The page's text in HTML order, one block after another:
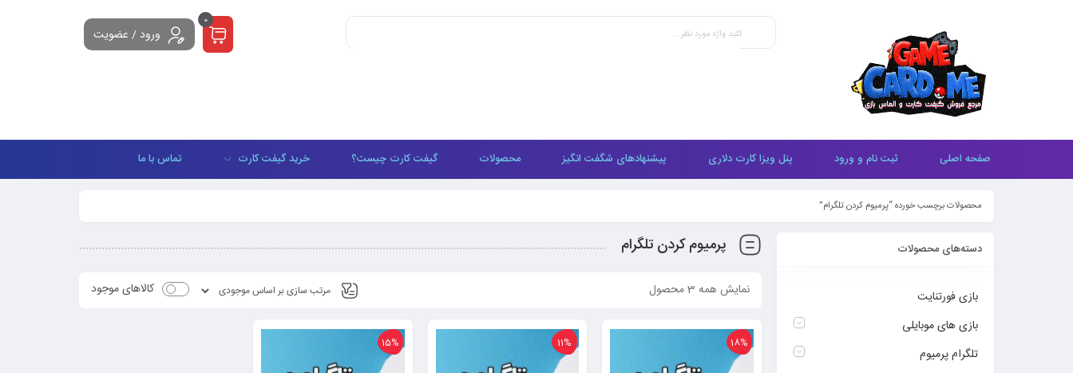
0
ورود / عضویت
صفحه اصلی ثبت نام و ورود پنل ویزا کارت دلاری پیشنهادهای شگفت انگیز محصولات گیفت کارت چیست؟ خرید گیفت کارت تماس با ما
محصولات برچسب خورده “پرمیوم کردن تلگرام”
پرمیوم کردن تلگرام
نمایش همه 3 محصول کالاهای موجود
18%
11%
15%
دسته‌های محصولات
بازی فورتنایت
بازی های موبایلی
تلگرام پرمیوم